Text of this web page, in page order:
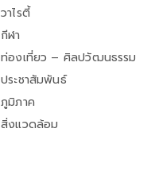
วาไรตี้
กีฬา
ท่องเที่ยว – ศิลปวัฒนธรรม
ประชาสัมพันธ์
ภูมิภาค
สิ่งแวดล้อม